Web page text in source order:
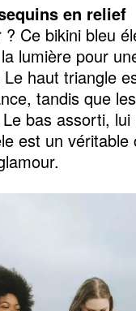
en relief
? Ce bikini bleu
lumière pour
haut triangle
tandis que
bas assorti,
est un